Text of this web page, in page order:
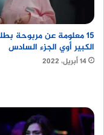
15 معلومة عن مربوحة
الكبير أوي الجزء السادس
14 أبريل، 2022